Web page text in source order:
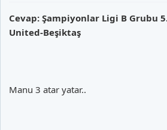
Cevap: Şampiyonlar Ligi B Grubu
United-Beşiktaş
Manu 3 atar yatar..